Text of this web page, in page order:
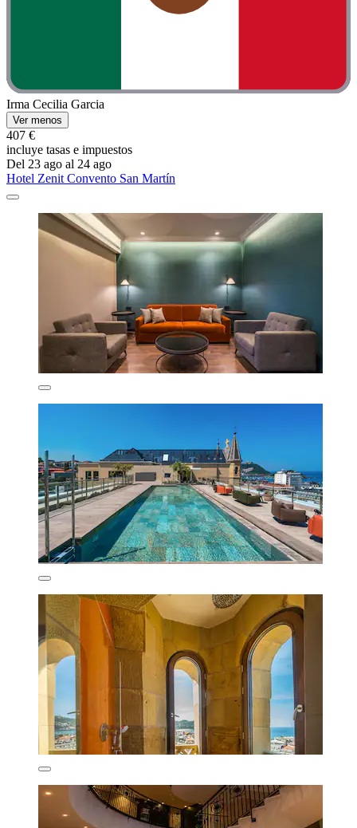
Irma Cecilia Garcia
Ver menos
407 €
incluye tasas e impuestos
Del 23 ago al 24 ago
Hotel Zenit Convento San Martín